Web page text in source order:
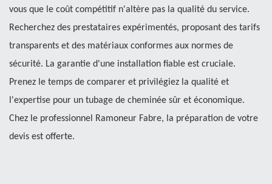
vous que le coût compétitif n'altère pas la qualité du service.
Recherchez des prestataires expérimentés, proposant des tarifs
transparents et des matériaux conformes aux normes de
sécurité. La garantie d'une installation fiable est cruciale.
Prenez le temps de comparer et privilégiez la qualité et
l'expertise pour un tubage de cheminée sûr et économique.
Chez le professionnel Ramoneur Fabre, la préparation de votre
devis est offerte.